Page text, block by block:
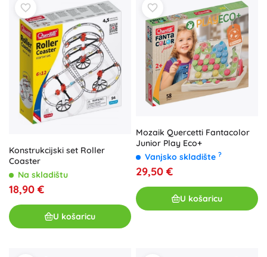
Konstrukcijski set Roller
Coaster
Na skladištu
18,90 €
U košaricu
Mozaik Quercetti Fantacolor
Junior Play Eco+
Vanjsko skladište ?
29,50 €
U košaricu